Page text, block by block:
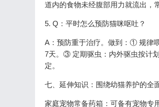
道内的食物未经腹部用力就流出，
5. Q：平时怎么预防猫咪呕吐？
A：预防重于治疗。做到：① 规律
7天。③ 定期驱虫：内外驱虫按计
定。
七、延伸知识：围绕幼猫养护的全
家庭宠物常备药箱：可备有宠物专